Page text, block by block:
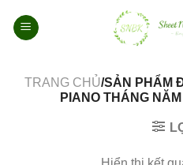
qua
TRANG CHỦ/SẢN PHẨM
PIANO THÁNG